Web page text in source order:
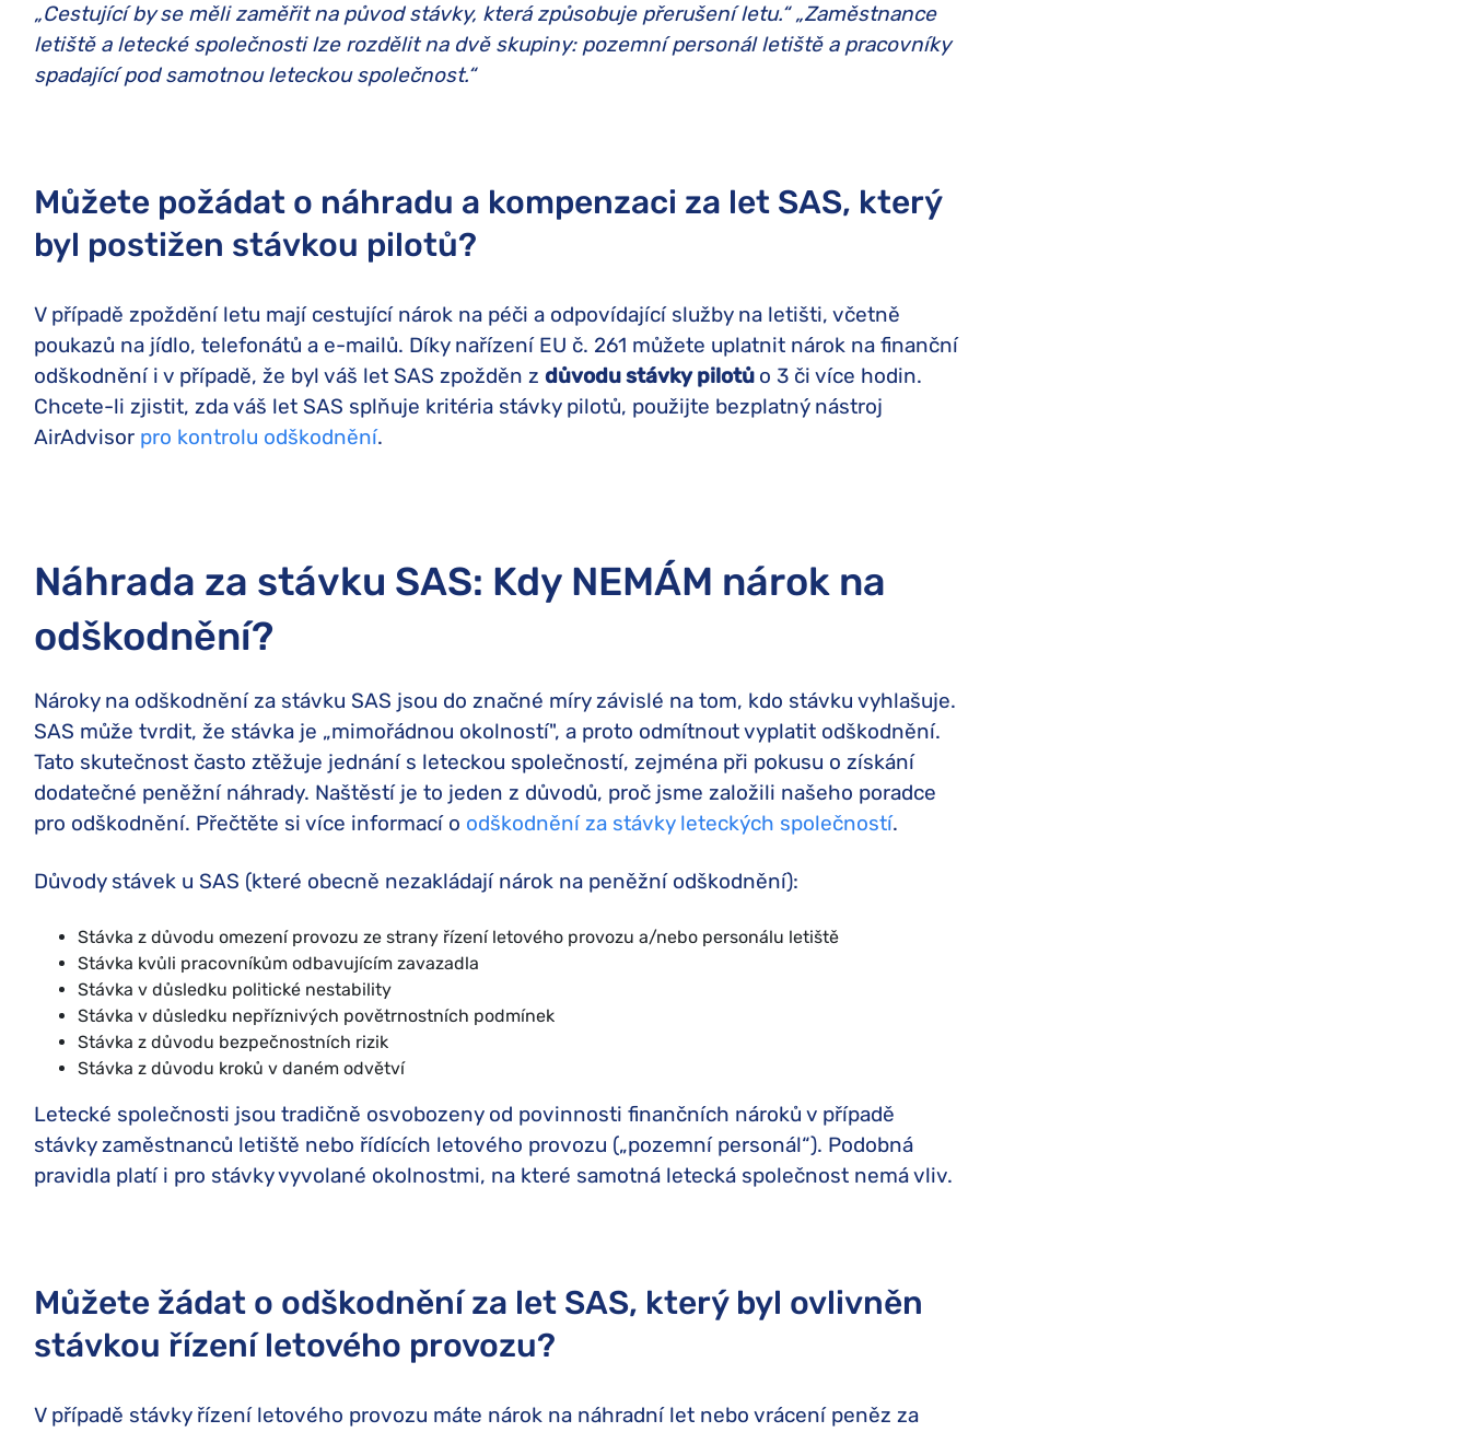
„Cestující by se měli zaměřit na původ stávky, která způsobuje přerušení letu.“ „Zaměstnance
letiště a letecké společnosti lze rozdělit na dvě skupiny: pozemní personál letiště a pracovníky
spadající pod samotnou leteckou společnost.“
Můžete požádat o náhradu a kompenzaci za let SAS, který
byl postižen stávkou pilotů?
V případě zpoždění letu mají cestující nárok na péči a odpovídající služby na letišti, včetně
poukazů na jídlo, telefonátů a e-mailů. Díky nařízení EU č. 261 můžete uplatnit nárok na finanční
odškodnění i v případě, že byl váš let SAS zpožděn z důvodu stávky pilotů o 3 či více hodin.
Chcete-li zjistit, zda váš let SAS splňuje kritéria stávky pilotů, použijte bezplatný nástroj
AirAdvisor pro kontrolu odškodnění.
Náhrada za stávku SAS: Kdy NEMÁM nárok na
odškodnění?
Nároky na odškodnění za stávku SAS jsou do značné míry závislé na tom, kdo stávku vyhlašuje.
SAS může tvrdit, že stávka je „mimořádnou okolností", a proto odmítnout vyplatit odškodnění.
Tato skutečnost často ztěžuje jednání s leteckou společností, zejména při pokusu o získání
dodatečné peněžní náhrady. Naštěstí je to jeden z důvodů, proč jsme založili našeho poradce
pro odškodnění. Přečtěte si více informací o odškodnění za stávky leteckých společností.
Důvody stávek u SAS (které obecně nezakládají nárok na peněžní odškodnění):
Stávka z důvodu omezení provozu ze strany řízení letového provozu a/nebo personálu letiště
Stávka kvůli pracovníkům odbavujícím zavazadla
Stávka v důsledku politické nestability
Stávka v důsledku nepříznivých povětrnostních podmínek
Stávka z důvodu bezpečnostních rizik
Stávka z důvodu kroků v daném odvětví
Letecké společnosti jsou tradičně osvobozeny od povinnosti finančních nároků v případě
stávky zaměstnanců letiště nebo řídících letového provozu („pozemní personál“). Podobná
pravidla platí i pro stávky vyvolané okolnostmi, na které samotná letecká společnost nemá vliv.
Můžete žádat o odškodnění za let SAS, který byl ovlivněn
stávkou řízení letového provozu?
V případě stávky řízení letového provozu máte nárok na náhradní let nebo vrácení peněz za